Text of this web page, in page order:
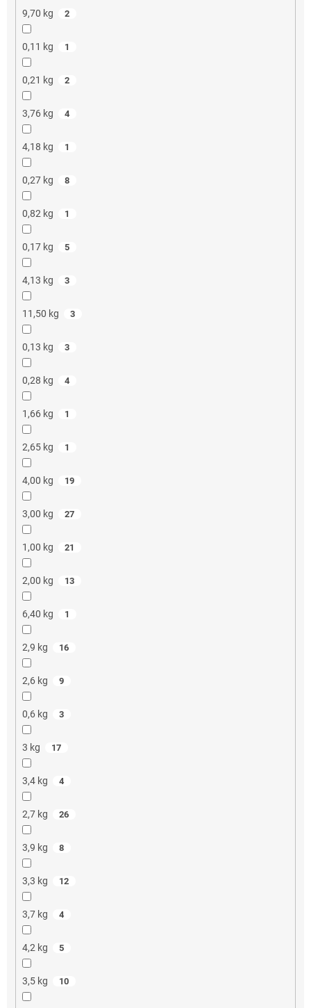
9,70 kg 2
0,11 kg 1
0,21 kg 2
3,76 kg 4
4,18 kg 1
0,27 kg 8
0,82 kg 1
0,17 kg 5
4,13 kg 3
11,50 kg 3
0,13 kg 3
0,28 kg 4
1,66 kg 1
2,65 kg 1
4,00 kg 19
3,00 kg 27
1,00 kg 21
2,00 kg 13
6,40 kg 1
2,9 kg 16
2,6 kg 9
0,6 kg 3
3 kg 17
3,4 kg 4
2,7 kg 26
3,9 kg 8
3,3 kg 12
3,7 kg 4
4,2 kg 5
3,5 kg 10